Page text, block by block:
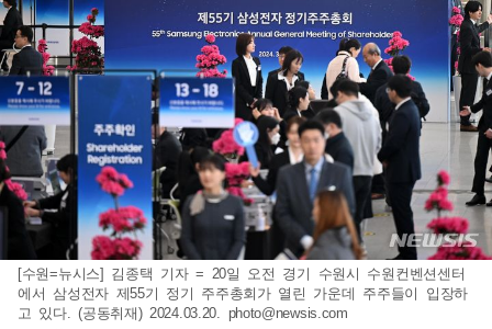
[수원=뉴시스] 김종택 기자 = 20일 오전 경기 수원시 수원컨벤션센터
에서 삼성전자 제55기 정기 주주총회가 열린 가운데 주주들이 입장하
고 있다. (공동취재) 2024.03.20. photo@newsis.com